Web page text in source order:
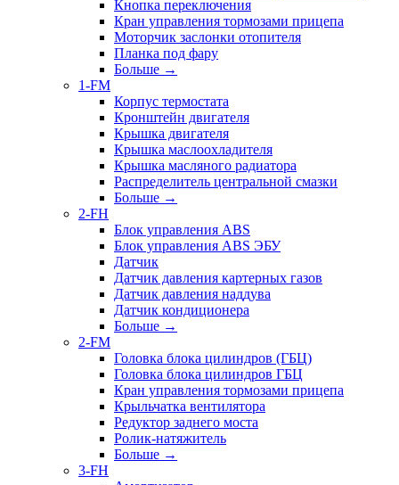
Кнопка переключения
Кран управления тормозами прицепа
Моторчик заслонки отопителя
Планка под фару
Больше →
1-FM
Корпус термостата
Кронштейн двигателя
Крышка двигателя
Крышка маслоохладителя
Крышка масляного радиатора
Распределитель центральной смазки
Больше →
2-FH
Блок управления ABS
Блок управления ABS ЭБУ
Датчик
Датчик давления картерных газов
Датчик давления наддува
Датчик кондиционера
Больше →
2-FM
Головка блока цилиндров (ГБЦ)
Головка блока цилиндров ГБЦ
Кран управления тормозами прицепа
Крыльчатка вентилятора
Редуктор заднего моста
Ролик-натяжитель
Больше →
3-FH